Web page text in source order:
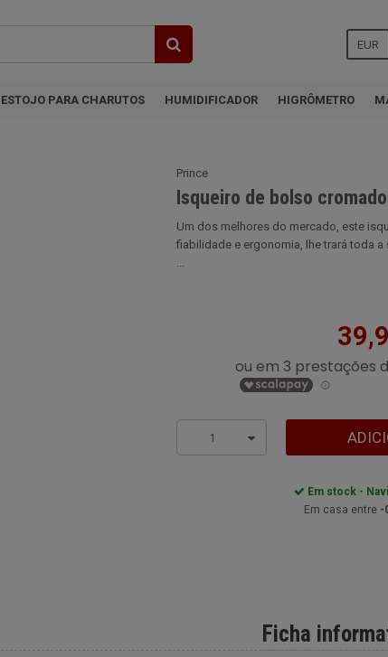
EUR
ESTOJO PARA CHARUTOS HUMIDIFICADOR HIGRÔMETRO
Prince
Isqueiro de bolso cromado
Um dos melhores do mercado, este
fiabilidade e ergonomia, lhe trará toda
...
1
Em stock -
Em casa entre -
Ficha